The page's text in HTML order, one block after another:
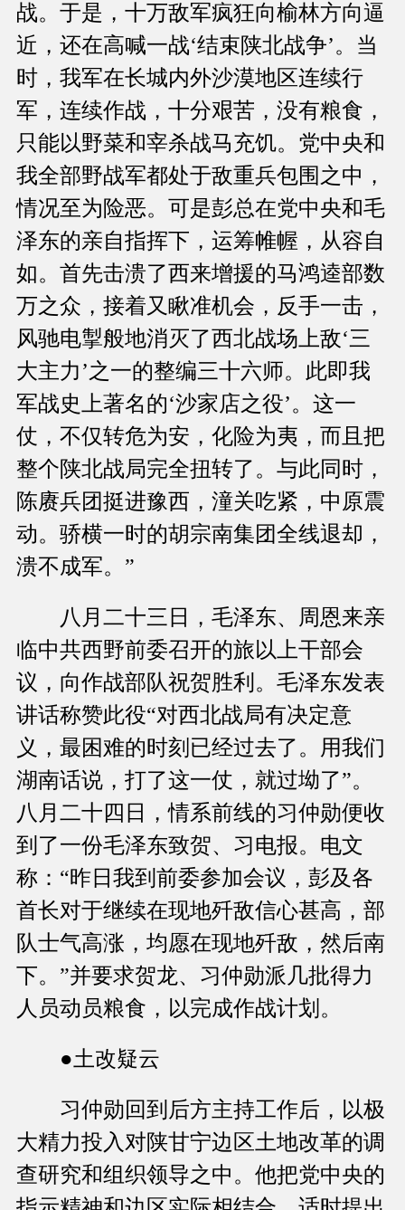
战。于是，十万敌军疯狂向榆林方向逼
近，还在高喊一战‘结束陕北战争’。当
时，我军在长城内外沙漠地区连续行
军，连续作战，十分艰苦，没有粮食，
只能以野菜和宰杀战马充饥。党中央和
我全部野战军都处于敌重兵包围之中，
情况至为险恶。可是彭总在党中央和毛
泽东的亲自指挥下，运筹帷幄，从容自
如。首先击溃了西来增援的马鸿逵部数
万之众，接着又瞅准机会，反手一击，
风驰电掣般地消灭了西北战场上敌‘三
大主力’之一的整编三十六师。此即我
军战史上著名的‘沙家店之役’。这一
仗，不仅转危为安，化险为夷，而且把
整个陕北战局完全扭转了。与此同时，
陈赓兵团挺进豫西，潼关吃紧，中原震
动。骄横一时的胡宗南集团全线退却，
溃不成军。”
八月二十三日，毛泽东、周恩来亲
临中共西野前委召开的旅以上干部会
议，向作战部队祝贺胜利。毛泽东发表
讲话称赞此役“对西北战局有决定意
义，最困难的时刻已经过去了。用我们
湖南话说，打了这一仗，就过坳了”。
八月二十四日，情系前线的习仲勋便收
到了一份毛泽东致贺、习电报。电文
称：“昨日我到前委参加会议，彭及各
首长对于继续在现地歼敌信心甚高，部
队士气高涨，均愿在现地歼敌，然后南
下。”并要求贺龙、习仲勋派几批得力
人员动员粮食，以完成作战计划。
●土改疑云
习仲勋回到后方主持工作后，以极
大精力投入对陕甘宁边区土地改革的调
查研究和组织领导之中。他把党中央的